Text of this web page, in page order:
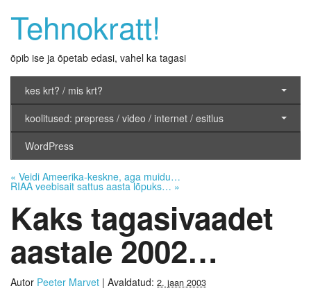
Tehnokratt!
õpib ise ja õpetab edasi, vahel ka tagasi
kes krt? / mis krt?
koolitused: prepress / video / internet / esitlus
WordPress
« Veidi Ameerika-keskne, aga muidu…
RIAA veebisait sattus aasta lõpuks… »
Kaks tagasivaadet
aastale 2002…
Autor Peeter Marvet | Avaldatud: 2. jaan 2003